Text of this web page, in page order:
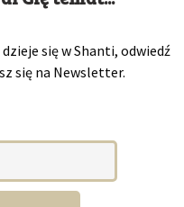
się w Shanti, odwiedź
się na Newsletter.